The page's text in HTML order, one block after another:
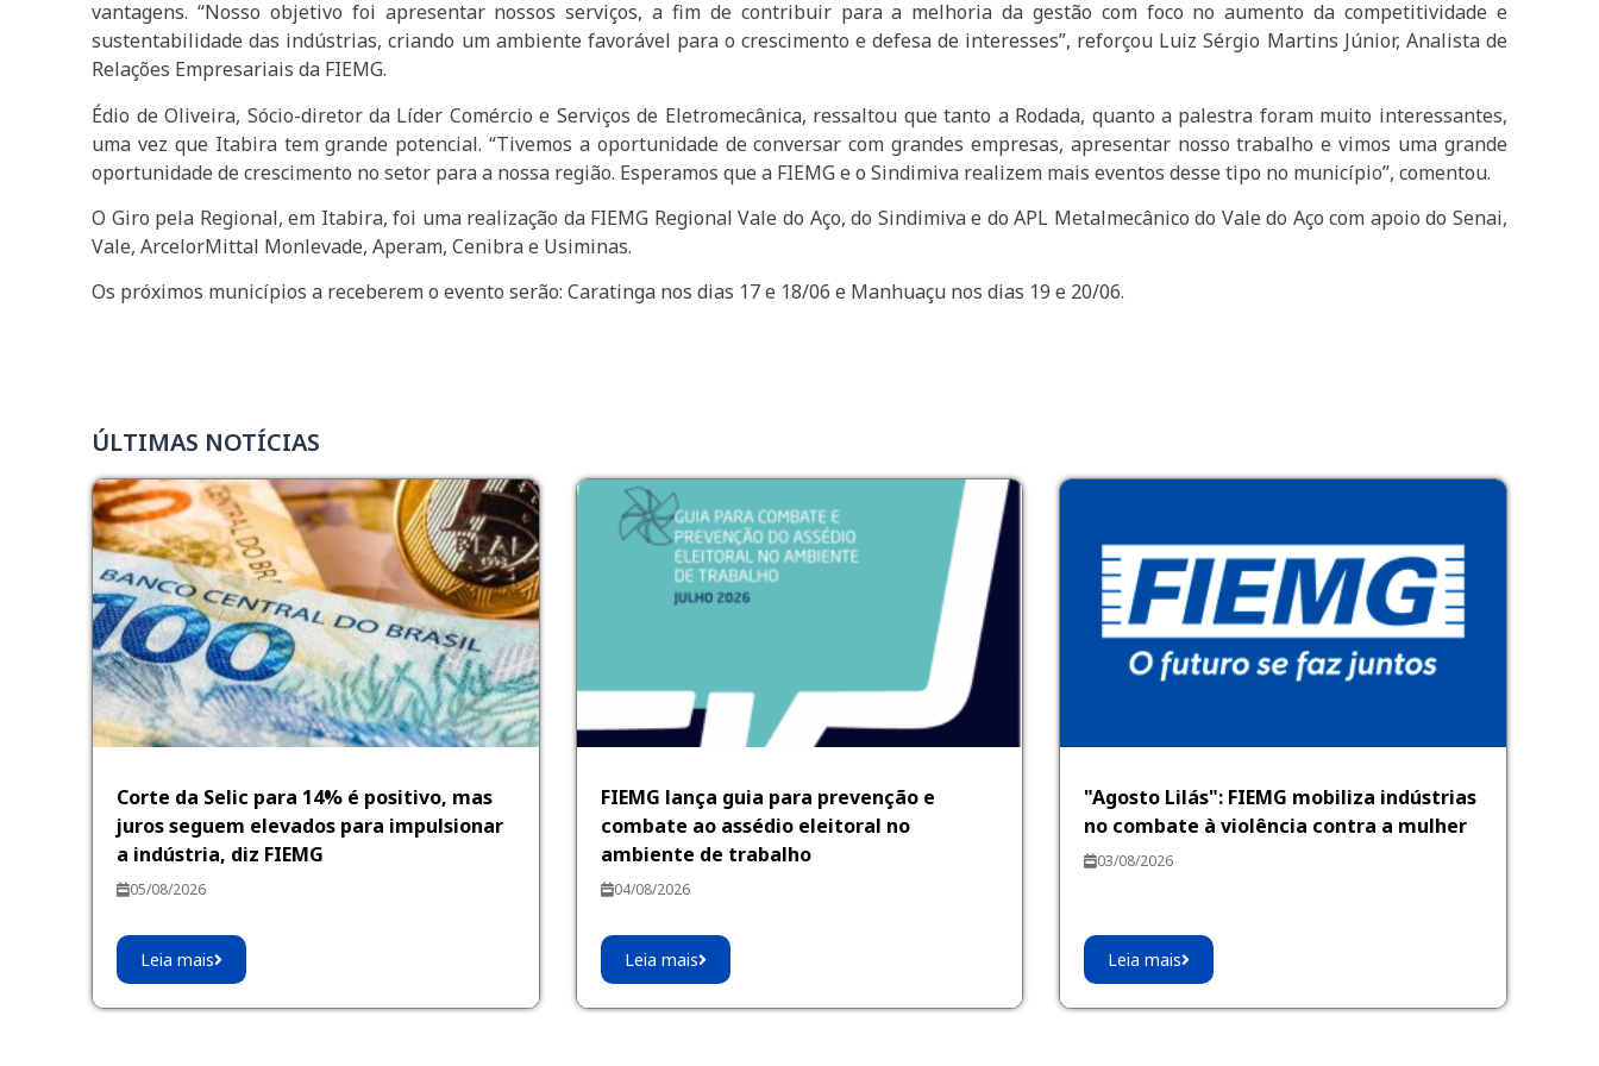
vantagens. “Nosso objetivo foi apresentar nossos serviços, a fim de contribuir para a melhoria da gestão com foco no aumento da competitividade e
sustentabilidade das indústrias, criando um ambiente favorável para o crescimento e defesa de interesses”, reforçou Luiz Sérgio Martins Júnior, Analista de
Relações Empresariais da FIEMG.
Édio de Oliveira, Sócio-diretor da Líder Comércio e Serviços de Eletromecânica, ressaltou que tanto a Rodada, quanto a palestra foram muito interessantes,
uma vez que Itabira tem grande potencial. “Tivemos a oportunidade de conversar com grandes empresas, apresentar nosso trabalho e vimos uma grande
oportunidade de crescimento no setor para a nossa região. Esperamos que a FIEMG e o Sindimiva realizem mais eventos desse tipo no município”, comentou.
O Giro pela Regional, em Itabira, foi uma realização da FIEMG Regional Vale do Aço, do Sindimiva e do APL Metalmecânico do Vale do Aço com apoio do Senai,
Vale, ArcelorMittal Monlevade, Aperam, Cenibra e Usiminas.
Os próximos municípios a receberem o evento serão: Caratinga nos dias 17 e 18/06 e Manhuaçu nos dias 19 e 20/06.
ÚLTIMAS NOTÍCIAS
Corte da Selic para 14% é positivo, mas
juros seguem elevados para impulsionar
a indústria, diz FIEMG
05/08/2026
Leia mais
FIEMG lança guia para prevenção e
combate ao assédio eleitoral no
ambiente de trabalho
04/08/2026
Leia mais
"Agosto Lilás": FIEMG mobiliza indústrias
no combate à violência contra a mulher
03/08/2026
Leia mais